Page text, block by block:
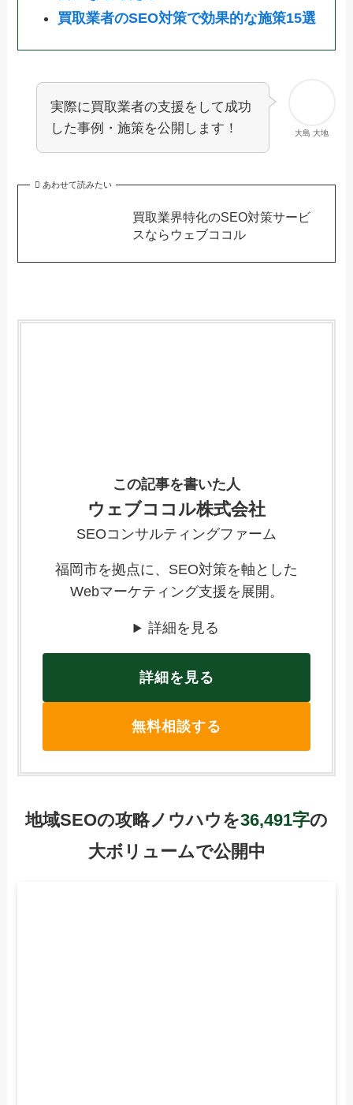
買取業者のSEO対策で効果的な施策15選
大島 大地
実際に買取業者の支援をして成功
した事例・施策を公開します！
あわせて読みたい
買取業界特化のSEO対策サービ
スならウェブココル
この記事を書いた人
ウェブココル株式会社
SEOコンサルティングファーム
福岡市を拠点に、SEO対策を軸とした
Webマーケティング支援を展開。
詳細を見る
詳細を見る
無料相談する
地域SEOの攻略ノウハウを36,491字の
大ボリュームで公開中